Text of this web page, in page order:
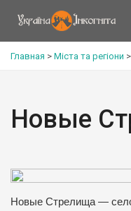
Главная > Міста та регіони >
Новые
Новые Стрелища —